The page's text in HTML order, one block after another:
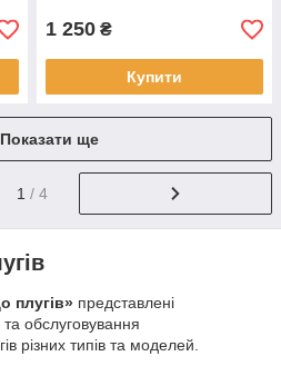
1 250 ₴
Купити
Показати ще
1 / 4
плугів» представлені
обслуговування
різних типів та моделей.